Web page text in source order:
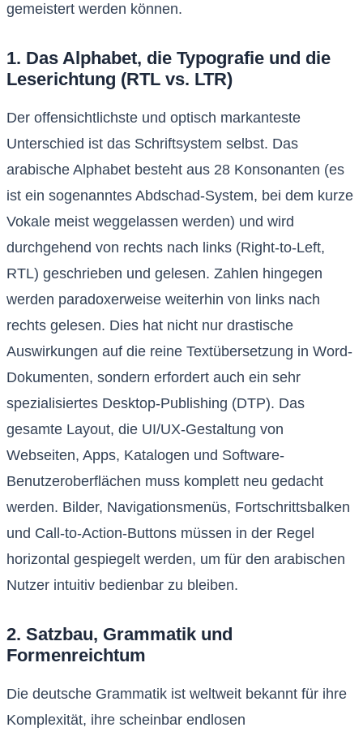
gemeistert werden können.
1. Das Alphabet, die Typografie und die
Leserichtung (RTL vs. LTR)
Der offensichtlichste und optisch markanteste
Unterschied ist das Schriftsystem selbst. Das
arabische Alphabet besteht aus 28 Konsonanten (es
ist ein sogenanntes Abdschad-System, bei dem kurze
Vokale meist weggelassen werden) und wird
durchgehend von rechts nach links (Right-to-Left,
RTL) geschrieben und gelesen. Zahlen hingegen
werden paradoxerweise weiterhin von links nach
rechts gelesen. Dies hat nicht nur drastische
Auswirkungen auf die reine Textübersetzung in Word-
Dokumenten, sondern erfordert auch ein sehr
spezialisiertes Desktop-Publishing (DTP). Das
gesamte Layout, die UI/UX-Gestaltung von
Webseiten, Apps, Katalogen und Software-
Benutzeroberflächen muss komplett neu gedacht
werden. Bilder, Navigationsmenüs, Fortschrittsbalken
und Call-to-Action-Buttons müssen in der Regel
horizontal gespiegelt werden, um für den arabischen
Nutzer intuitiv bedienbar zu bleiben.
2. Satzbau, Grammatik und
Formenreichtum
Die deutsche Grammatik ist weltweit bekannt für ihre
Komplexität, ihre scheinbar endlosen